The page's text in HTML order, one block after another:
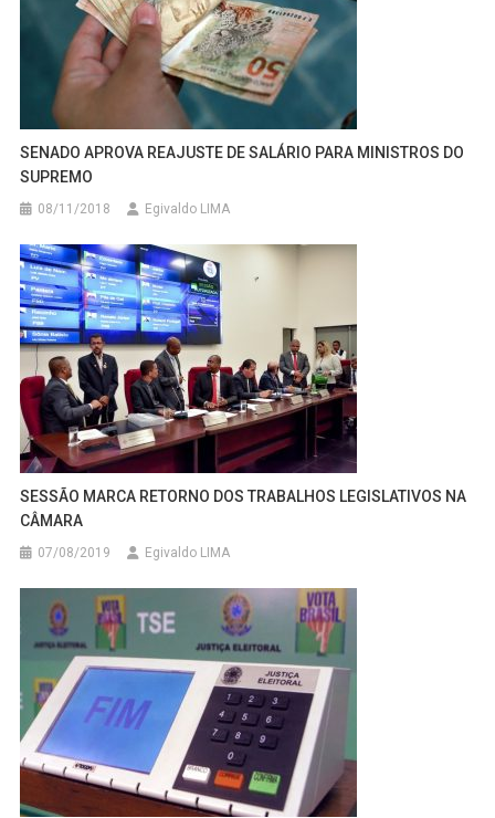
SENADO APROVA REAJUSTE DE SALÁRIO PARA MINISTROS DO
SUPREMO
08/11/2018 Egivaldo LIMA
SESSÃO MARCA RETORNO DOS TRABALHOS LEGISLATIVOS NA
CÂMARA
07/08/2019 Egivaldo LIMA